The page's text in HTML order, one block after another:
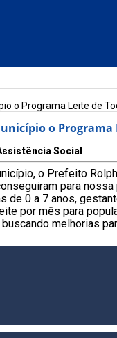
o Programa Leite de
o Programa
Social
o Prefeito
para
de 0 a 7 anos,
por mês para
melhorias